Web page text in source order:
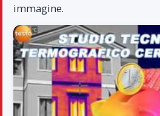
immagine.